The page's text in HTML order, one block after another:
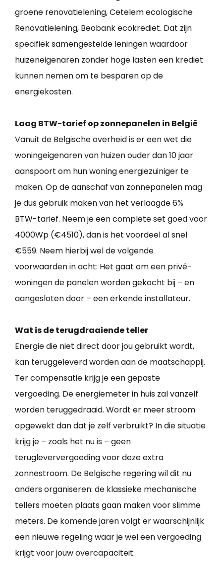
groene renovatielening, Cetelem ecologische
Renovatielening, Beobank ecokrediet. Dat zijn
specifiek samengestelde leningen waardoor
huizeneigenaren zonder hoge lasten een krediet
kunnen nemen om te besparen op de
energiekosten.
Laag BTW-tarief op zonnepanelen in België
Vanuit de Belgische overheid is er een wet die
woningeigenaren van huizen ouder dan 10 jaar
aanspoort om hun woning energiezuiniger te
maken. Op de aanschaf van zonnepanelen mag
je dus gebruik maken van het verlaagde 6%
BTW-tarief. Neem je een complete set goed voor
4000Wp (€4510), dan is het voordeel al snel
€559. Neem hierbij wel de volgende
voorwaarden in acht: Het gaat om een privé-
woningen de panelen worden gekocht bij – en
aangesloten door – een erkende installateur.
Wat is de terugdraaiende teller
Energie die niet direct door jou gebruikt wordt,
kan teruggeleverd worden aan de maatschappij.
Ter compensatie krijg je een gepaste
vergoeding. De energiemeter in huis zal vanzelf
worden teruggedraaid. Wordt er meer stroom
opgewekt dan dat je zelf verbruikt? In die situatie
krijg je – zoals het nu is – geen
terugleververgoeding voor deze extra
zonnestroom. De Belgische regering wil dit nu
anders organiseren: de klassieke mechanische
tellers moeten plaats gaan maken voor slimme
meters. De komende jaren volgt er waarschijnlijk
een nieuwe regeling waar je wel een vergoeding
krijgt voor jouw overcapaciteit.